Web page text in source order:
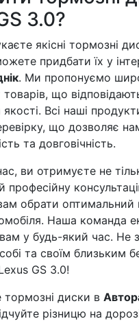
3.0?
якісні тормозні
придбати їх у
. Ми пропонуємо
що
Всі наші
що дозволяє
та довговічність.
ви отримуєте не
професійну
обрати оптимальний
Наша команда
у будь-який час. Не
та своїм близьким
GS 3.0!
тормозні диски в
різницю на